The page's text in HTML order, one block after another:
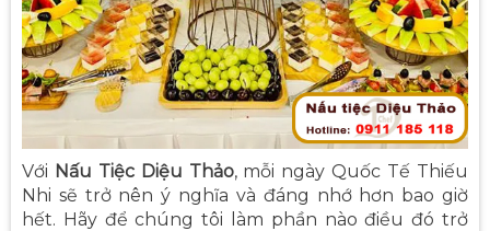
Với Nấu Tiệc Diệu Thảo, mỗi ngày Quốc Tế Thiếu
Nhi sẽ trở nên ý nghĩa và đáng nhớ hơn bao giờ
hết. Hãy để chúng tôi làm phần nào điều đó trở